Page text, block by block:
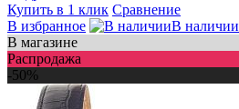
Купить в 1 клик Сравнение
В избранное
В наличии
В магазине
Распродажа
-50%